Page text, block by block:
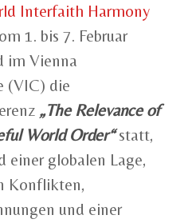
Interfaith Harmony
1. bis 7. Februar
im Vienna
(VIC) die
„The Relevance of
World Order“statt,
einer globalen Lage,
Konflikten,
und einer